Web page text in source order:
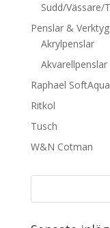
Sudd/Vässare/
Penslar & Verktyg
Akrylpenslar
Akvarellpenslar
Raphael SoftAqua
Ritkol
Tusch
W&N Cotman